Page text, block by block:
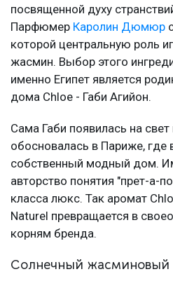
посвященной духу
Парфюмер Каролин Дюмюр
которой центральную роль
жасмин. Выбор этого
именно Египет является
дома Chloe - Габи Агийон.
Сама Габи появилась на свет
обосновалась в Париже, где
собственный модный дом.
авторство понятия "прет-а-
класса люкс. Так аромат
Naturel превращается в
корням бренда.
Солнечный жасминовый